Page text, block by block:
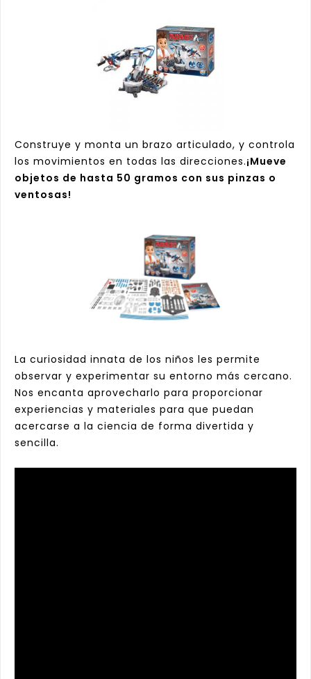
Construye y monta un brazo articulado, y controla
los movimientos en todas las direcciones.¡Mueve
objetos de hasta 50 gramos con sus pinzas o
ventosas!
La curiosidad innata de los niños les permite
observar y experimentar su entorno más cercano.
Nos encanta aprovecharlo para proporcionar
experiencias y materiales para que puedan
acercarse a la ciencia de forma divertida y
sencilla.